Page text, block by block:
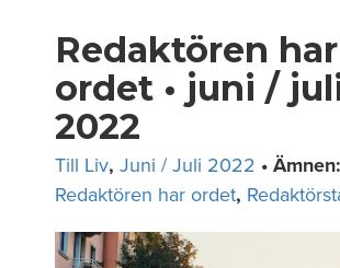
Redaktören har
ordet • juni /
2022
Till Liv, Juni / Juli 2022 • Ämnen:
Redaktören har ordet,